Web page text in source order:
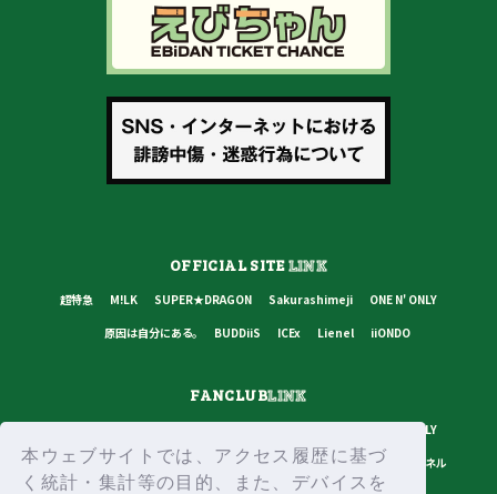
本ウェブサイトでは、アクセス履歴に基づ
く統計・集計等の目的、また、デバイスを
OFFICIAL SITELINK
超特急 M!LK SUPER★DRAGON Sakurashimeji
ONE N' ONLY
原因は自分にある。
BUDDiiS ICEx Lienel iiONDO
FANCLUBLINK
ONE N' ONLY
原因は自分にある。
BUDDiiS ICEx Lienel スターダストチャンネル